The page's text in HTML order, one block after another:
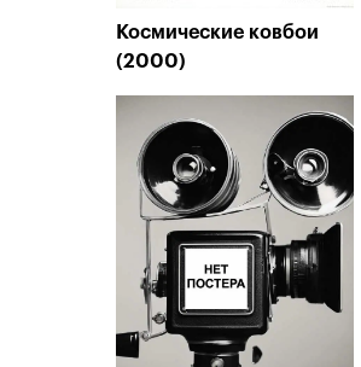
Космические ковбои
(2000)